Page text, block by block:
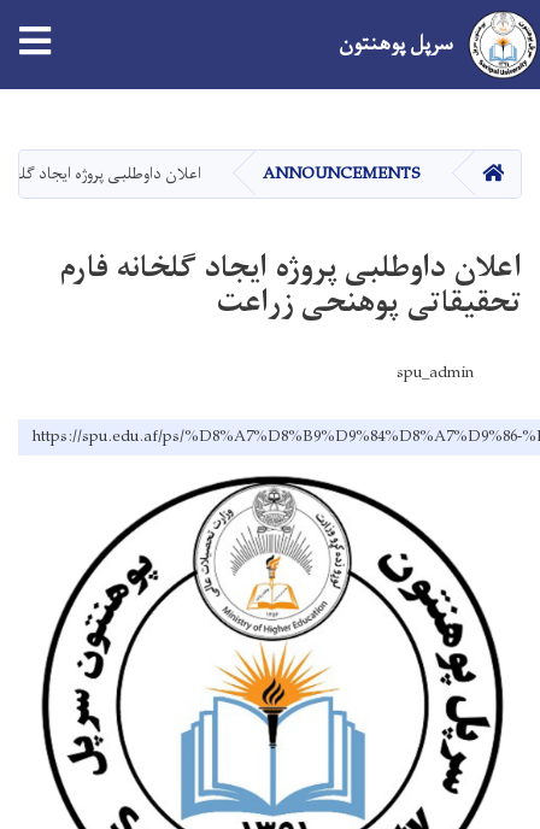
دانګل
سرپل پوهنتون
کور ANNOUNCEMENTS اعلان داوطلبی پروژه ایجاد
اعلان داوطلبی پروژه ایجاد گلخانه فارم
تحقیقاتی پوهنحی زراعت
spu_admin
https://spu.edu.af/ps/%D8%A7%D8%B9%D9%84%D8%A7%D9%86-